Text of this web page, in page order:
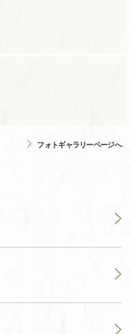
フォトギャラリーページへ